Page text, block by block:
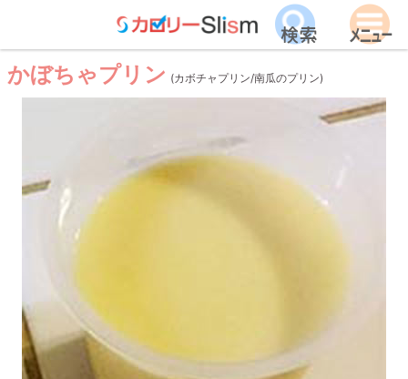
かぼちゃプリン (カボチャプリン/南瓜のプリン)